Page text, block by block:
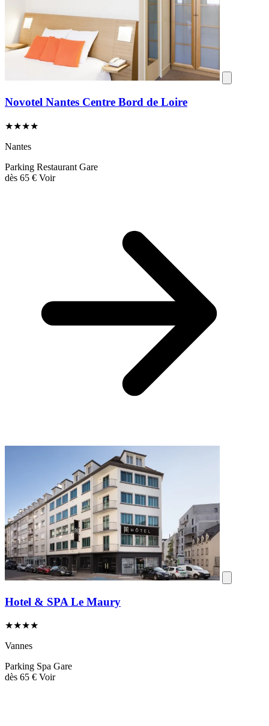
Novotel Nantes Centre Bord de Loire
★★★★
Nantes
Parking Restaurant Gare
dès 65 € Voir
Hotel & SPA Le Maury
★★★★
Vannes
Parking Spa Gare
dès 65 € Voir